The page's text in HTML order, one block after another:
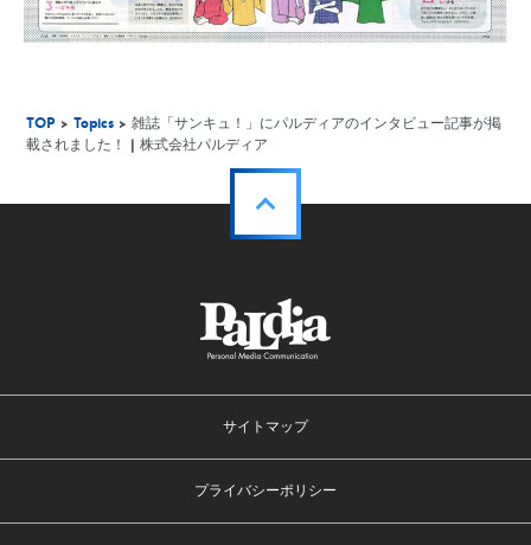
TOP >Topics > 雑誌「サンキュ！」にパルディアのインタビュー記事が掲
載されました！ | 株式会社パルディア
サイトマップ
プライバシーポリシー